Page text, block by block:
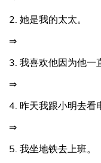
2. 她是我的太太。
⇒
3. 我喜欢他因为他一
⇒
4. 昨天我跟小明去看
⇒
5. 我坐地铁去上班。